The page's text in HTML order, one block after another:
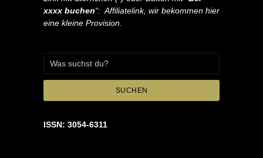
xxxx buchen“: Affiliatelink, wir bekommen hier
eine kleine Provision.
SUCHEN
ISSN: 3054-6311